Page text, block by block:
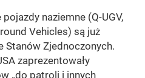
naziemne (Q-UGV,
Vehicles) są już
Stanów Zjednoczonych.
zaprezentowały
„do patroli i innych